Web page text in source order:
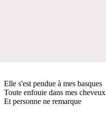
Elle s'est pendue à mes basques
Toute enfouie dans mes cheveux
Et personne ne remarque